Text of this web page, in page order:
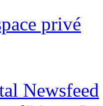
privé
Newsfeed